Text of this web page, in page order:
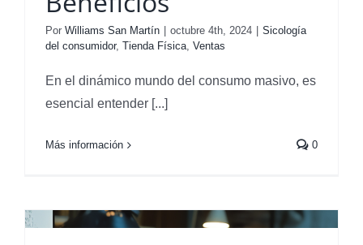
Por Williams San Martín octubre 4th, 2024
Sicología
del consumidor, Tienda Física, Ventas
En el dinámico mundo del consumo masivo, es
esencial entender [...]
Más información 0